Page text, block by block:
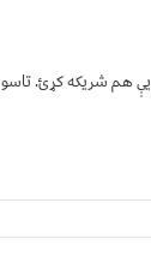
هم شریکه کړئ. تاسو